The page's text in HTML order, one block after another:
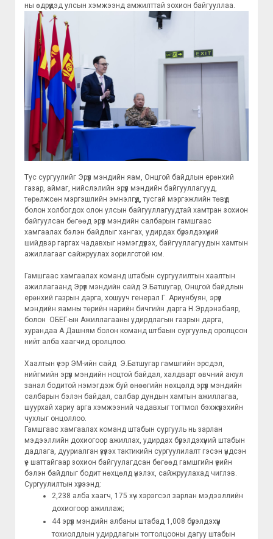
ны өдрүүдэд улсын хэмжээнд амжилттай зохион байгууллаа.
Тус сургуулийг Эрүүл мэндийн яам, Онцгой байдлын ерөнхий
газар, аймаг, нийслэлийн эрүүл мэндийн байгууллагууд,
төрөлжсөн мэргэшлийн эмнэлгүүд, тусгай мэргэжлийн төвүүд
болон холбогдох олон улсын байгууллагуудтай хамтран зохион
байгуулсан бөгөөд эрүүл мэндийн салбарын гамшгаас
хамгаалах бэлэн байдлыг хангах, удирдах бүрэлдэхүүний
шийдвэр гаргах чадавхыг нэмэгдүүлэх, байгууллагуудын хамтын
ажиллагааг сайжруулах зорилготой юм.
Гамшгаас хамгаалах команд штабын сургуулилтын хаалтын
ажиллагаанд Эрүүл мэндийн сайд Э.Батшугар, Онцгой байдлын
ерөнхий газрын дарга, хошууч генерал Г. Ариунбуян, эрүүл
мэндийн яамны төрийн нарийн бичгийн дарга Н.Эрдэнэбаяр,
болон ОБЕГ-ын Ажиллагааны удирдлагын газрын дарга,
хурандаа А.Дашням болон команд штбаын сургуульд оролцсон
нийт алба хаагчид оролцлоо.
Хаалтын үеэр ЭМ-ийн сайд Э.Батшугар гамшгийн эрсдэл,
нийгмийн эрүүл мэндийн ноцтой байдал, халдварт өвчний аюул
занал бодитой нэмэгдэж буй өнөөгийн нөхцөлд эрүүл мэндийн
салбарын бэлэн байдал, салбар дундын хамтын ажиллагаа,
шуурхай хариу арга хэмжээний чадавхыг тогтмол бэхжүүлэхийн
чухлыг онцоллоо.
Гамшгаас хамгаалах команд штабын сургууль нь зарлан
мэдээллийн дохиогоор ажиллах, удирдах бүрэлдэхүүний штабын
дадлага, дууриалган үзүүлэх тактикийн сургуулилалт гэсэн үндсэн
үе шаттайгаар зохион байгуулагдсан бөгөөд гамшгийн үеийн
бэлэн байдлыг бодит нөхцөлд үнэлэх, сайжруулахад чиглэв.
Сургуулилтын хүрээнд:
2,238 алба хаагч, 175 хүч хэрэгсэл зарлан мэдээллийн
дохиогоор ажиллаж;
44 эрүүл мэндийн албаны штабад 1,008 бүрэлдэхүүн
тохиолдлын удирдлагын тогтолцооны дагуу штабын